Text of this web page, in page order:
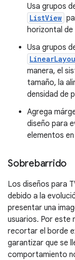
Usa grupos
ListView
horizontal de
Usa grupos
manera, el
tamaño, la
densidad de
Agrega
diseño para
elementos
Sobrebarrido
Los diseños para
debido a la
presentar una
usuarios. Por este
recortar el borde
garantizar que se
comportamiento